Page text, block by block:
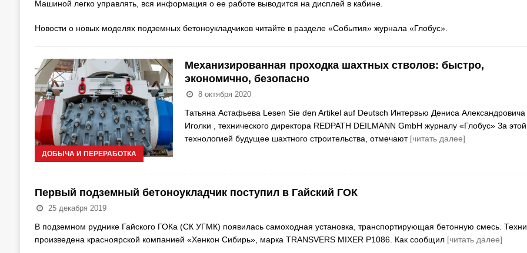
Машиной легко управлять, вся информация о ее работе выводится на дисплей в кабине.
Новости о новых моделях подземных бетоноукладчиков читайте в разделе «События» журнала «Глобус».
ДОБЫЧА И ПЕРЕРАБОТКА
Механизированная проходка шахтных стволов: быстро,
экономично, безопасно
8 октября 2020
Татьяна Астафьева Lesen Sie den Artikel auf Deutsch Интервью Дениса Александровича
Иголки , технического директора REDPATH DEILMANN GmbH журналу «Глобус» За этой
технологией будущее шахтного строительства, отмечают [читать далее]
Первый подземный бетоноукладчик поступил в Гайский ГОК
25 декабря 2019
В подземном руднике Гайского ГОКа (СК УГМК) появилась самоходная установка, транспортирующая бетонную смесь.
произведена красноярской компанией «Хенкон Сибирь», марка TRANSVERS MIXER Р1086. Как сообщил [читать далее]